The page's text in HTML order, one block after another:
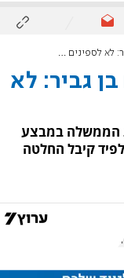
תקשורתיים
גביר: לא
הממשלה במבצע
קיבל החלטה